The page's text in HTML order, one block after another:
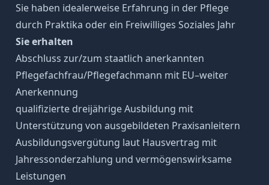
Sie haben idealerweise Erfahrung in der Pflege
durch Praktika oder ein Freiwilliges Soziales Jahr
Sie erhalten
Abschluss zur/zum staatlich anerkannten
Pflegefachfrau/Pflegefachmann mit EU–weiter
Anerkennung
qualifizierte dreijährige Ausbildung mit
Unterstützung von ausgebildeten Praxisanleitern
Ausbildungsvergütung laut Hausvertrag mit
Jahressonderzahlung und vermögenswirksame
Leistungen